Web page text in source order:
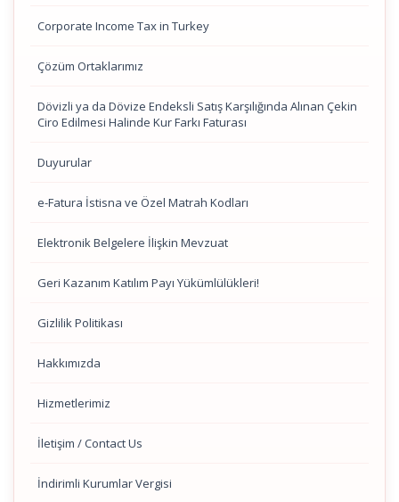
Corporate Income Tax in Turkey
Çözüm Ortaklarımız
Dövizli ya da Dövize Endeksli Satış Karşılığında Alınan Çekin
Ciro Edilmesi Halinde Kur Farkı Faturası
Duyurular
e-Fatura İstisna ve Özel Matrah Kodları
Elektronik Belgelere İlişkin Mevzuat
Geri Kazanım Katılım Payı Yükümlülükleri!
Gizlilik Politikası
Hakkımızda
Hizmetlerimiz
İletişim / Contact Us
İndirimli Kurumlar Vergisi